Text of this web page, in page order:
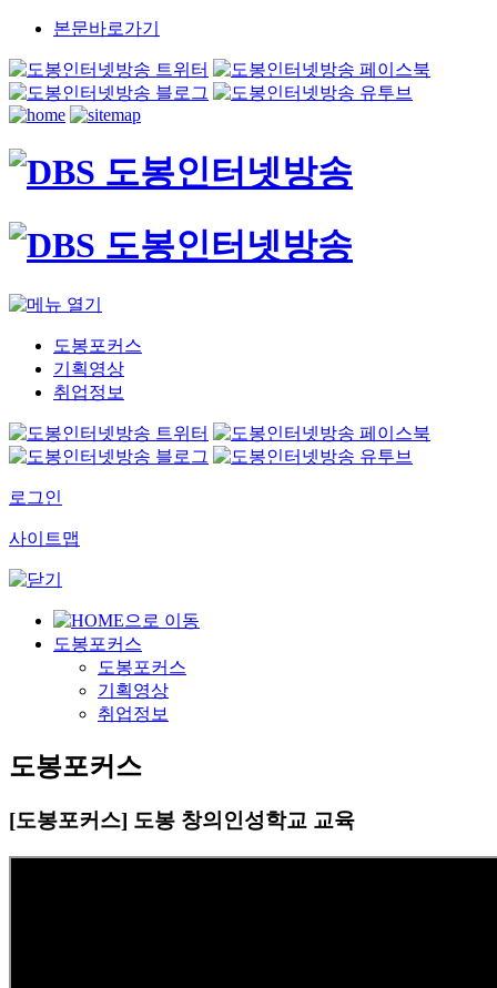
본문바로가기
도봉포커스
기획영상
취업정보
로그인
사이트맵
도봉포커스
도봉포커스
기획영상
취업정보
도봉포커스
[도봉포커스] 도봉 창의인성학교 교육